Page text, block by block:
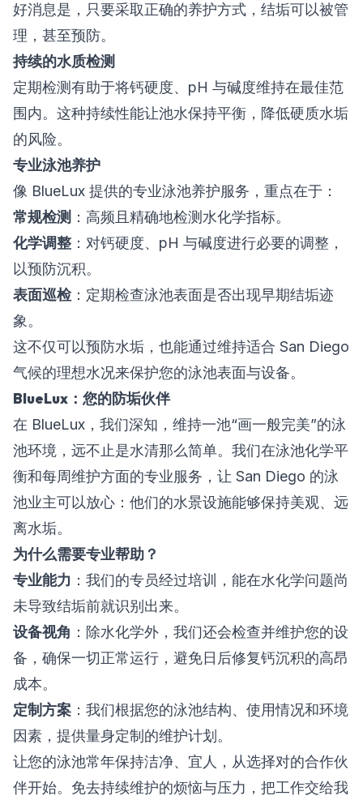
好消息是，只要采取正确的养护方式，结垢可以被管
理，甚至预防。
持续的水质检测
定期检测有助于将钙硬度、pH 与碱度维持在最佳范
围内。这种持续性能让池水保持平衡，降低硬质水垢
的风险。
专业泳池养护
像 BlueLux 提供的专业泳池养护服务，重点在于：
常规检测 ：高频且精确地检测水化学指标。
化学调整 ：对钙硬度、pH 与碱度进行必要的调整，
以预防沉积。
表面巡检：定期检查泳池表面是否出现早期结垢迹
象。
这不仅可以预防水垢，也能通过维持适合 San Diego
气候的理想水况来保护您的泳池表面与设备。
BlueLux：您的防垢伙伴
在 BlueLux，我们深知，维持一池“画一般完美”的泳
池环境，远不止是水清那么简单。我们在泳池化学平
衡和每周维护方面的专业服务，让 San Diego 的泳
池业主可以放心：他们的水景设施能够保持美观、远
离水垢。
为什么需要专业帮助？
专业能力 ：我们的专员经过培训，能在水化学问题尚
未导致结垢前就识别出来。
设备视角 ：除水化学外，我们还会检查并维护您的设
备，确保一切正常运行，避免日后修复钙沉积的高昂
成本。
定制方案 ：我们根据您的泳池结构、使用情况和环境
因素，提供量身定制的维护计划。
让您的泳池常年保持洁净、宜人，从选择对的合作伙
伴开始。免去持续维护的烦恼与压力，把工作交给我